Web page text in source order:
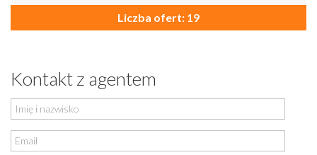
Liczba ofert: 19
Kontakt z agentem